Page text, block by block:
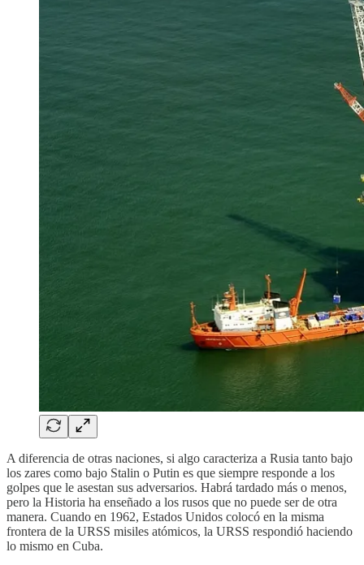
A diferencia de otras naciones, si algo caracteriza a Rusia tanto bajo
los zares como bajo Stalin o Putin es que siempre responde a los
golpes que le asestan sus adversarios. Habrá tardado más o menos,
pero la Historia ha enseñado a los rusos que no puede ser de otra
manera. Cuando en 1962, Estados Unidos colocó en la misma
frontera de la URSS misiles atómicos, la URSS respondió haciendo
lo mismo en Cuba.